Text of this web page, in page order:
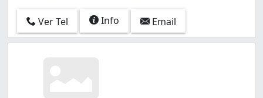
Ver Tel Info Email